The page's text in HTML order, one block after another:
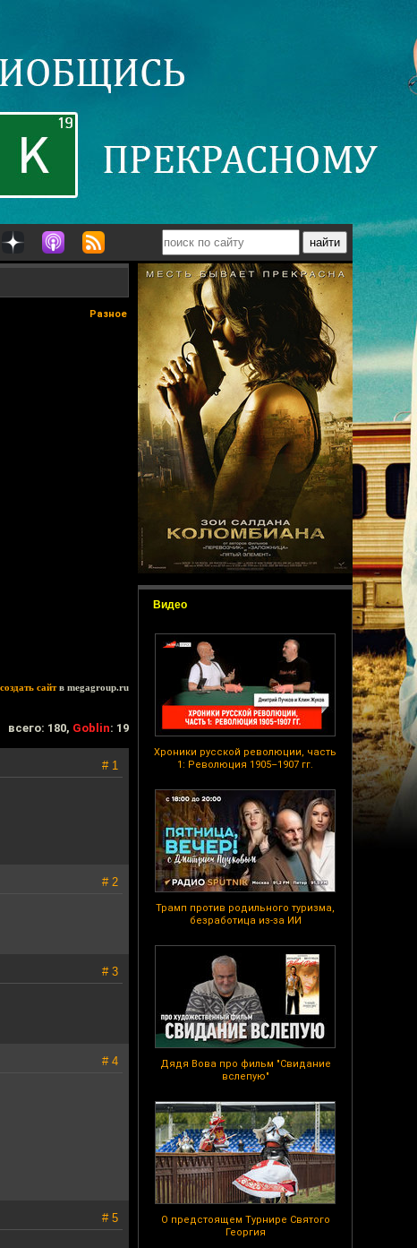
Видео
Хроники русской революции, часть
1: Революция 1905–1907 гг.
Трамп против родильного туризма,
безработица из-за ИИ
Дядя Вова про фильм "Свидание
вслепую"
О предстоящем Турнире Святого
Георгия
Разное
создать сайтв megagroup.ru
всего: 180, Goblin: 19
# 1
# 2
# 3
# 4
# 5